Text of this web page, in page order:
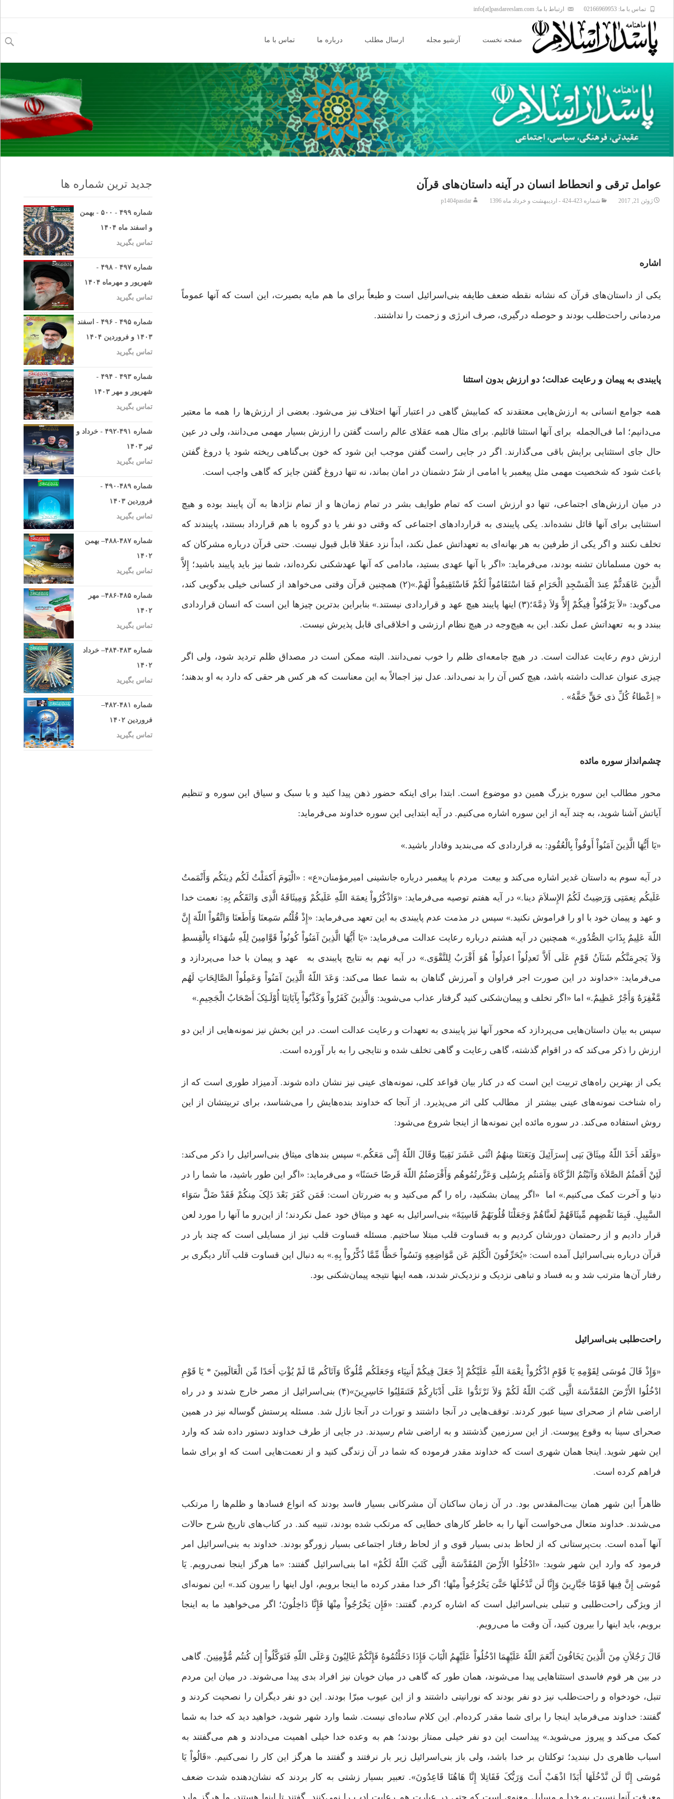
تماس با ما: 02166969953 ارتباط با ما: info[at]pasdareeslam.com
content
صفحه نخست آرشیو مجله ارسال مطلب درباره ما تماس با ما
برای:
عوامل ترقی و انحطاط انسان در آینه داستان‌های قرآن
ژوئن 21, 2017 شماره 423-424 - اردیبهشت و خرداد ماه 1396 p1404pasdar
اشاره
یکی از داستان‌های قرآن که نشانه نقطه ضعف طایفه بنی‌اسرائیل است و طبعاً برای ما هم مایه بصیرت، این است که آنها عموماً
مردمانی راحت‌طلب بودند و حوصله درگیری، صرف انرژی و زحمت را نداشتند.
پایبندی به پیمان و رعایت عدالت؛ دو ارزش بدون استثنا
همه جوامع انسانی به ارزش‌هایی معتقدند که کمابیش گاهی در اعتبار آنها اختلاف نیز می‌شود. بعضی از ارزش‌ها را همه ما معتبر
می‌دانیم؛ اما فی‌الجمله برای آنها استثنا قائلیم. برای مثال همه عقلای عالم راست گفتن را ارزش بسیار مهمی می‌دانند، ولی در عین
حال جای استثنایی برایش باقی می‌گذارند. اگر در جایی راست گفتن موجب این شود که خون بی‌گناهی ریخته شود یا دروغ گفتن
باعث شود که شخصیت مهمی مثل پیغمبر یا امامی از شرّ دشمنان در امان بماند، نه تنها دروغ ‌گفتن جایز که گاهی واجب است.
در میان ارزش‌های اجتماعی، تنها دو ارزش است که تمام طوایف بشر در تمام زمان‌ها و از تمام نژادها به آن‌ پایبند بوده‌ و هیچ
استثنایی برای آنها قائل نشده‌اند. یکی پایبندی به قراردادهای اجتماعی که وقتی دو نفر یا دو گروه با هم قرارداد بستند، پایبندند که
تخلف نکنند و اگر یکی از طرفین به هر بهانه‌ای به تعهداتش عمل نکند، ابداً نزد عقلا قابل قبول نیست. حتی قرآن درباره مشرکان که
به خون مسلمانان تشنه بودند، می‌فرماید: «اگر با آنها عهدی بستید، مادامی که آنها عهدشکنی نکرده‌اند، شما نیز باید پایبند باشید؛ إِلاَّ
الَّذِینَ عَاهَدتُّمْ عِندَ الْمَسْجِدِ الْحَرَامِ فَمَا اسْتَقَامُواْ لَکُمْ فَاسْتَقِیمُواْ لَهُمْ.
»(۲) همچنین قرآن وقتی می‌خواهد از کسانی خیلی بدگویی کند،
می‌گوید: «لاَ یَرْقُبُواْ فِیکُمْ إِلاًّ وَلاَ ذِمَّهً؛
(۳) اینها پایبند هیچ عهد و قراردادی نیستند.» بنابراین بدترین چیزها این است که انسان قراردادی
ببندد و به تعهداتش عمل نکند. این به هیچ‌وجه در هیچ نظام ارزشی و اخلاقی‌ای قابل پذیرش نیست.
ارزش دوم رعایت عدالت است. در هیچ جامعه‌ای ظلم را خوب نمی‌دانند. البته ممکن است در مصداق ظلم تردید ‌شود، ولی اگر
چیزی عنوان عدالت داشته باشد، هیچ کس آن را بد نمی‌داند. عدل نیز اجمالاً به این معناست که هر کس هر حقی که دارد به او بدهند؛
« اِعْطاءُ کُلِّ ذی حَقٍّ حَقَّهُ» .
چشم‌انداز سوره مائده
محور مطالب این سوره بزرگ همین دو موضوع است. ابتدا برای اینکه‌ حضور ذهن پیدا کنید و با سبک و سیاق این سوره و تنظیم
آیاتش آشنا شوید، به چند آیه از این سوره اشاره می‌کنیم. در آیه ابتدایی این سوره خداوند می‌فرماید:
«یَا أَیُّهَا الَّذِینَ آمَنُواْ أَوفُواْ بِالْعُقُودِ: به قراردادی که می‌بندید وفادار باشید.»
در آیه سوم به داستان غدیر اشاره می‌کند و بیعت مردم با پیغمبر درباره جانشینی امیرمؤمنان«ع»‌ : «الْیَومَ أَکمَلْتُ لَکُم دِینَکُم وَأَتْمَمتُ
عَلَیکُم نِعمَتِی وَرَضِیتُ لَکُمُ الإِسلاَمَ دینا.» در آیه هفتم توصیه می‌فرماید: «وَاذْکُرُواْ نِعمَهَ اللّهِ عَلَیکُمْ وَمِیثَاقَهُ الَّذِی وَاثَقَکُم بِهِ: نعمت خدا
و عهد و پیمان خود با او را فراموش نکنید.» سپس در مذمت عدم پایبندی به این تعهد می‌فرماید: «إِذْ قُلْتُم سَمِعنَا وَأَطَعنَا وَاتَّقُواْ اللّهَ إِنَّ
اللّهَ عَلِیمٌ بِذَاتِ الصُّدُورِ.» همچنین در آیه هشتم درباره رعایت عدالت می‌فرماید: «یَا أَیُّهَا الَّذِینَ آمَنُواْ کُونُواْ قَوَّامِینَ لِلّهِ شُهَدَاء بِالْقِسطِ
وَلاَ یَجرِمَنَّکُم شَنَآنُ قَوْمٍ عَلَى أَلاَّ تَعدِلُواْ اعدِلُواْ هُوَ أَقْرَبُ لِلتَّقْوَى.» در آیه نهم به نتایج پایبندی به عهد و پیمان‌ با خدا می‌پردازد و
می‌فرماید: «خداوند در این صورت اجر فراوان و آمرزش گناهان به شما عطا می‌کند: وَعَدَ اللّهُ الَّذِینَ آمَنُواْ وَعَمِلُواْ الصَّالِحَاتِ لَهُم
مَّغْفِرَهٌ وَأَجْرٌ عَظِیمٌ.» اما «اگر تخلف و پیمان‌شکنی کنید گرفتار عذاب می‌شوید: وَالَّذِینَ کَفَرُواْ وَکَذَّبُواْ بِآیَاتِنَا أُوْلَـئِکَ أَصْحَابُ الْجَحِیمِ.»
سپس به بیان داستان‌هایی می‌پردازد که محور آنها نیز پایبندی به تعهدات و رعایت عدالت است. در این بخش نیز نمونه‌هایی از این دو
ارزش را ذکر می‌کند که در اقوام گذشته، گاهی رعایت و گاهی تخلف شده و نتایجی را به بار آورده است.
یکی از بهترین راه‌های تربیت این است که در کنار بیان قواعد کلی، نمونه‌‌های عینی‌ نیز نشان داده شوند. آدمیزاد طوری است که از
راه شناخت نمونه‌های عینی بیشتر از مطالب کلی اثر می‌پذیرد. از آنجا که خداوند بنده‌هایش را می‌شناسد، برای تربیتشان از این
روش استفاده می‌کند. در سوره مائده این نمونه‌ها از اینجا شروع می‌شود:
«وَلَقَد أَخَذَ اللّهُ مِیثَاقَ بَنِی إِسرَآئِیلَ وَبَعَثنَا مِنهُمُ اثْنَی عَشَرَ نَقِیبًا وَقَالَ اللّهُ إِنِّی مَعَکُم.» سپس بندهای میثاق بنی‌اسرائیل را ذکر می‌کند:
لَئِنْ أَقَمتُمُ الصَّلاَهَ وَآتَیْتُمُ الزَّکَاهَ وَآمَنتُم بِرُسُلِی وَعَزَّرتُمُوهُم وَأَقْرَضتُمُ اللّهَ قَرضًا حَسَنًا» و می‌فرماید: «اگر این طور باشید، ما شما را در
دنیا و آخرت کمک می‌کنیم.» اما «اگر پیمان بشکنید، راه را گم می‌کنید و به ضررتان است: فَمَن کَفَرَ بَعْدَ ذَلِکَ مِنکُمْ فَقَدْ ضَلَّ سَوَاء
السَّبِیلِ. فَبِمَا نَقْضِهِم مِّیثَاقَهُمْ لَعنَّاهُمْ وَجَعَلْنَا قُلُوبَهُمْ قَاسِیَهً» بنی‌اسرائیل به عهد و میثاق خود عمل نکردند؛ از این‌رو ما آنها را مورد لعن
قرار دادیم و از رحمتمان دورشان کردیم و به قساوت قلب مبتلا ساختیم. مسئله قساوت قلب نیز از مسایلی است که چند بار در
قرآن درباره بنی‌اسرائیل آمده است: «یُحَرِّفُونَ الْکَلِمَ عَن مَّوَاضِعِهِ وَنَسُواْ حَظًّا مِّمَّا ذُکِّرُواْ بِهِ.» به دنبال این قساوت قلب آثار دیگری بر
رفتار آن‌ها مترتب شد و به فساد و تباهی نزدیک و نزدیک‌تر شدند، همه اینها نتیجه پیمان‌شکنی بود.
راحت‌طلبی بنی‌اسرائیل
«وَإِذْ قَالَ مُوسَى لِقَوْمِهِ یَا قَوْمِ اذْکُرُواْ نِعْمَهَ اللّهِ عَلَیْکُمْ إِذْ جَعَلَ فِیکُمْ أَنبِیَاء وَجَعَلَکُم مُّلُوکًا وَآتَاکُم مَّا لَمْ یُؤْتِ أَحَدًا مِّن الْعَالَمِینَ * یَا قَوْمِ
ادْخُلُوا الأَرْضَ المُقَدَّسَهَ الَّتِی کَتَبَ اللّهُ لَکُمْ وَلاَ تَرْتَدُّوا عَلَى أَدْبَارِکُمْ فَتَنقَلِبُوا خَاسِرِینَ»(۴) بنی‌اسرائیل از مصر خارج شدند و در راه
اراضی شام از صحرای سینا عبور کردند. توقف‌هایی در آنجا داشتند و تورات در آنجا نازل شد. مسئله پرستش گوساله نیز در همین
صحرای سینا به وقوع پیوست. از این‌ سرزمین گذشتند و به اراضی شام رسیدند. در جایی از طرف خداوند دستور داده شد که وارد
این شهر شوید. اینجا همان شهری است که خداوند مقدر فرموده که شما در آن زندگی کنید و از نعمت‌هایی است که او برای شما
فراهم کرده است.
ظاهراً این شهر همان بیت‌المقدس بود. در آن زمان ساکنان آن مشرکانی بسیار فاسد بودند که انواع فسادها و ظلم‌ها را مرتکب
می‌شدند. خداوند متعال می‌خواست آنها را به ‌خاطر کارهای خطایی که مرتکب شده بودند، تنبیه کند. در کتاب‌های تاریخ شرح حالات
آنها آمده است. بت‌پرستانی که از لحاظ بدنی بسیار قوی و از لحاظ رفتار اجتماعی بسیار زورگو بودند. خداوند به بنی‌اسرائیل امر
فرمود که وارد این شهر شوید: «ادْخُلُوا الأَرْضَ المُقَدَّسَهَ الَّتِی کَتَبَ اللّهُ لَکُمْ» اما بنی‌اسرائیل گفتند: «ما هرگز اینجا نمی‌رویم. یَا
مُوسَى إِنَّ فِیهَا قَوْمًا جَبَّارِینَ وَإِنَّا لَن نَّدْخُلَهَا حَتَّىَ یَخْرُجُواْ مِنْهَا؛ اگر خدا مقدر کرده ما اینجا برویم، اول اینها را بیرون‌ کند.» این نمونه‌ای
از ویژگی راحت‌طلبی و تنبلی بنی‌اسرائیل است که اشاره کردم. گفتند: «فَإِن یَخْرُجُواْ مِنْهَا فَإِنَّا دَاخِلُونَ؛ اگر می‌خواهید ما به اینجا‌
برویم، باید اینها را بیرون کنید، آن وقت ما می‌رویم.
قَالَ رَجُلاَنِ مِنَ الَّذِینَ یَخَافُونَ أَنْعَمَ اللّهُ عَلَیْهِمَا ادْخُلُواْ عَلَیْهِمُ الْبَابَ فَإِذَا دَخَلْتُمُوهُ فَإِنَّکُمْ غَالِبُونَ وَعَلَى اللّهِ فَتَوَکَّلُواْ إِن کُنتُم مُّؤْمِنِینَ. گاهی
در بین هر قوم فاسدی استثناهایی پیدا می‌شوند، همان ‌طور که گاهی در میان خوبان نیز افراد بدی پیدا می‌شوند. در میان این مردم
تنبل، خودخواه و راحت‌‌طلب نیز دو نفر بودند که نورانیتی داشتند و از این عیوب مبرّا بودند. این دو نفر دیگران را نصحیت کردند و
گفتند: خداوند می‌فرماید اینجا را برای شما مقدر کرده‌ام. این کلام ساده‌ای نیست. شما وارد شهر شوید، خواهید دید که خدا به شما
کمک می‌کند و پیروز می‌شوید.» پیداست این دو نفر خیلی ممتاز بودند؛ هم به وعده خدا خیلی اهمیت می‌دادند و هم می‌گفتند به
اسباب ظاهری دل نبندید؛ توکلتان بر خدا باشد، ولی باز بنی‌اسرائیل زیر بار نرفتند و گفتند ما هرگز این کار را نمی‌کنیم. «قَالُواْ یَا
مُوسَى إِنَّا لَن نَّدْخُلَهَا أَبَدًا اذْهَبْ أَنتَ وَرَبُّکَ فَقَاتِلا إِنَّا هَاهُنَا قَاعِدُونَ». تعبیر بسیار زشتی به کار بردند که نشان‌دهنده شدت ضعف
جدید ترین شماره ها
شماره ۴۹۹ - ۵۰۰ - بهمن
و اسفند ماه ۱۴۰۴
تماس بگیرید
شماره ۴۹۷ - ۴۹۸ -
شهریور و مهرماه ۱۴۰۴
تماس بگیرید
شماره ۴۹۵ - ۴۹۶ - اسفند
۱۴۰۳ و فروردین ۱۴۰۴
تماس بگیرید
شماره ۴۹۳ - ۴۹۴ -
شهریور و مهر ۱۴۰۳
تماس بگیرید
شماره ۴۹۱-۴۹۲ - خرداد و
تیر ۱۴۰۳
تماس بگیرید
شماره ۴۸۹-۴۹۰ -
فروردین ۱۴۰۳
تماس بگیرید
شماره ۴۸۷-۴۸۸– بهمن
۱۴۰۲
تماس بگیرید
شماره ۴۸۵-۴۸۶– مهر
۱۴۰۲
تماس بگیرید
شماره ۴۸۳-۴۸۴– خرداد
۱۴۰۲
تماس بگیرید
شماره ۴۸۱-۴۸۲–
فروردین ۱۴۰۲
تماس بگیرید